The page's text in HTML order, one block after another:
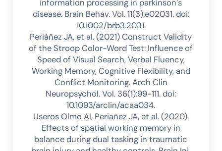
information processing in parkinson’s
disease. Brain Behav. Vol. 11(3):e02031. doi:
10.1002/brb3.2031.
Periáñez JA, et al. (2021) Construct Validity
of the Stroop Color-Word Test: Influence of
Speed of Visual Search, Verbal Fluency,
Working Memory, Cognitive Flexibility, and
Conflict Monitoring. Arch Clin
Neuropsychol. Vol. 36(1):99-111. doi:
10.1093/arclin/acaa034.
Useros Olmo AI, Periañez JA, et al. (2020).
Effects of spatial working memory in
balance during dual tasking in traumatic